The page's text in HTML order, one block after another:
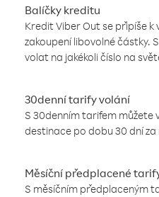
Balíčky kreditu
Kredit Viber Out se připíše
zakoupení libovolné částky.
volat na jakékoli číslo na
30denní tarify volání
S 30denním tarifem můžete
destinace po dobu 30 dní za
Měsíční předplacené
S měsíčním předplaceným